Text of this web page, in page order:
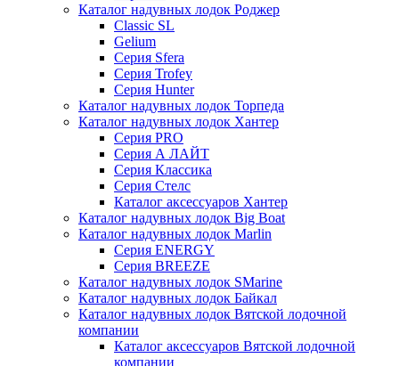
Каталог надувных лодок Роджер
Classic SL
Gelium
Серия Sfera
Серия Trofey
Серия Hunter
Каталог надувных лодок Торпеда
Каталог надувных лодок Хантер
Серия PRO
Серия А ЛАЙТ
Серия Классика
Серия Стелс
Каталог аксессуаров Хантер
Каталог надувных лодок Big Boat
Каталог надувных лодок Marlin
Серия ENERGY
Серия BREEZE
Каталог надувных лодок SMarine
Каталог надувных лодок Байкал
Каталог надувных лодок Вятской лодочной
компании
Каталог аксессуаров Вятской лодочной
компании